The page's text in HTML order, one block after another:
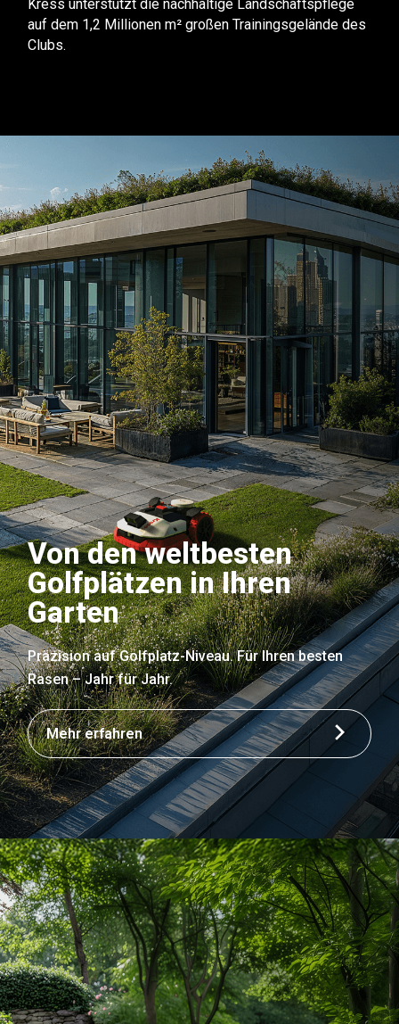
Kress unterstützt die nachhaltige Landschaftspflege
auf dem 1,2 Millionen m² großen Trainingsgelände des
Clubs.
Von den weltbesten
Golfplätzen in Ihren
Garten
Präzision auf Golfplatz-Niveau. Für Ihren besten
Rasen – Jahr für Jahr.
Mehr erfahren